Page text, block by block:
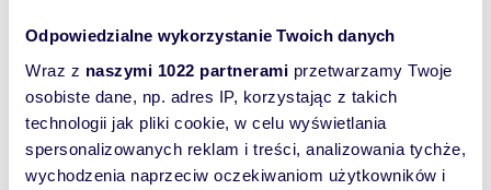
Odpowiedzialne wykorzystanie Twoich danych
Wraz z naszymi 1022 partnerami przetwarzamy Twoje
osobiste dane, np. adres IP, korzystając z takich
technologii jak pliki cookie, w celu wyświetlania
spersonalizowanych reklam i treści, analizowania tychże,
wychodzenia naprzeciw oczekiwaniom użytkowników i
48 m2 usytuowane na 2-gim pięt...
WYRÓŻNIONE